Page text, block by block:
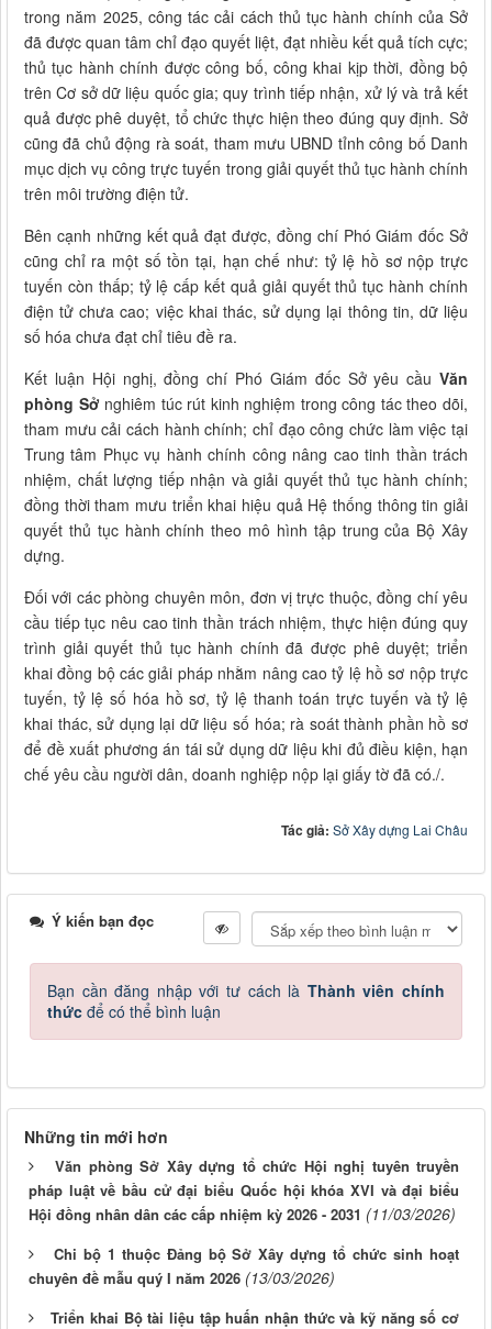
trong năm 2025, công tác cải cách thủ tục hành chính của Sở
đã được quan tâm chỉ đạo quyết liệt, đạt nhiều kết quả tích cực;
thủ tục hành chính được công bố, công khai kịp thời, đồng bộ
trên Cơ sở dữ liệu quốc gia; quy trình tiếp nhận, xử lý và trả kết
quả được phê duyệt, tổ chức thực hiện theo đúng quy định. Sở
cũng đã chủ động rà soát, tham mưu UBND tỉnh công bố Danh
mục dịch vụ công trực tuyến trong giải quyết thủ tục hành chính
trên môi trường điện tử.
Bên cạnh những kết quả đạt được, đồng chí Phó Giám đốc Sở
cũng chỉ ra một số tồn tại, hạn chế như: tỷ lệ hồ sơ nộp trực
tuyến còn thấp; tỷ lệ cấp kết quả giải quyết thủ tục hành chính
điện tử chưa cao; việc khai thác, sử dụng lại thông tin, dữ liệu
số hóa chưa đạt chỉ tiêu đề ra.
Kết luận Hội nghị, đồng chí Phó Giám đốc Sở yêu cầu Văn
phòng Sở nghiêm túc rút kinh nghiệm trong công tác theo dõi,
tham mưu cải cách hành chính; chỉ đạo công chức làm việc tại
Trung tâm Phục vụ hành chính công nâng cao tinh thần trách
nhiệm, chất lượng tiếp nhận và giải quyết thủ tục hành chính;
đồng thời tham mưu triển khai hiệu quả Hệ thống thông tin giải
quyết thủ tục hành chính theo mô hình tập trung của Bộ Xây
dựng.
Đối với các phòng chuyên môn, đơn vị trực thuộc, đồng chí yêu
cầu tiếp tục nêu cao tinh thần trách nhiệm, thực hiện đúng quy
trình giải quyết thủ tục hành chính đã được phê duyệt; triển
khai đồng bộ các giải pháp nhằm nâng cao tỷ lệ hồ sơ nộp trực
tuyến, tỷ lệ số hóa hồ sơ, tỷ lệ thanh toán trực tuyến và tỷ lệ
khai thác, sử dụng lại dữ liệu số hóa; rà soát thành phần hồ sơ
để đề xuất phương án tái sử dụng dữ liệu khi đủ điều kiện, hạn
chế yêu cầu người dân, doanh nghiệp nộp lại giấy tờ đã có./.
Tác giả: Sở Xây dựng Lai Châu
Ý kiến bạn đọc
Bạn cần đăng nhập với tư cách là Thành viên chính
thức để có thể bình luận
Những tin mới hơn
Văn phòng Sở Xây dựng tổ chức Hội nghị tuyên truyền
pháp luật về bầu cử đại biểu Quốc hội khóa XVI và đại biểu
Hội đồng nhân dân các cấp nhiệm kỳ 2026 - 2031 (11/03/2026)
Chi bộ 1 thuộc Đảng bộ Sở Xây dựng tổ chức sinh hoạt
chuyên đề mẫu quý I năm 2026 (13/03/2026)
Triển khai Bộ tài liệu tập huấn nhận thức và kỹ năng số cơ